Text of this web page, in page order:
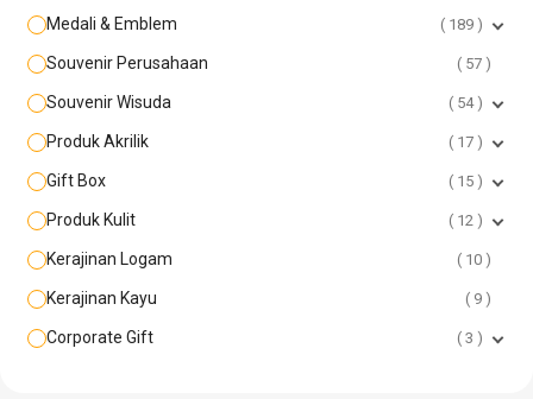
Medali & Emblem 189
Souvenir Perusahaan 57
Souvenir Wisuda 54
Produk Akrilik 17
Gift Box 15
Produk Kulit 12
Kerajinan Logam 10
Kerajinan Kayu 9
Corporate Gift 3